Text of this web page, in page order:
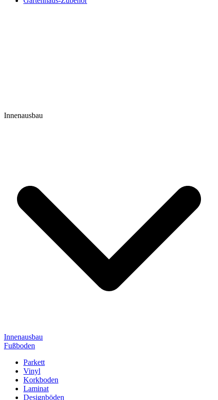
Innenausbau
Innenausbau
Fußboden
Parkett
Vinyl
Korkboden
Laminat
Designböden